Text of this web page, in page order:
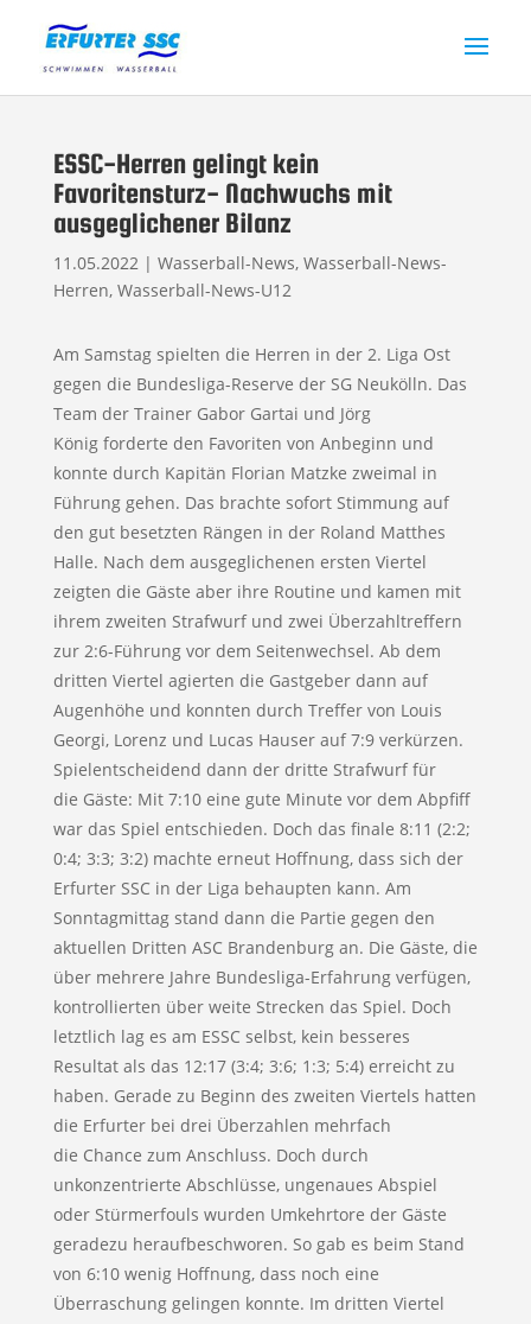
ESSC-Herren gelingt kein
Favoritensturz- Nachwuchs mit
ausgeglichener Bilanz
11.05.2022| Wasserball-News, Wasserball-News-
Herren, Wasserball-News-U12
Am Samstag spielten die Herren in der 2. Liga Ost
gegen die Bundesliga-Reserve der SG Neukölln. Das
Team der Trainer Gabor Gartai und Jörg
König forderte den Favoriten von Anbeginn und
konnte durch Kapitän Florian Matzke zweimal in
Führung gehen. Das brachte sofort Stimmung auf
den gut besetzten Rängen in der Roland Matthes
Halle. Nach dem ausgeglichenen ersten Viertel
zeigten die Gäste aber ihre Routine und kamen mit
ihrem zweiten Strafwurf und zwei Überzahltreffern
zur 2:6-Führung vor dem Seitenwechsel. Ab dem
dritten Viertel agierten die Gastgeber dann auf
Augenhöhe und konnten durch Treffer von Louis
Georgi, Lorenz und Lucas Hauser auf 7:9 verkürzen.
Spielentscheidend dann der dritte Strafwurf für
die Gäste: Mit 7:10 eine gute Minute vor dem Abpfiff
war das Spiel entschieden. Doch das finale 8:11 (2:2;
0:4; 3:3; 3:2) machte erneut Hoffnung, dass sich der
Erfurter SSC in der Liga behaupten kann. Am
Sonntagmittag stand dann die Partie gegen den
aktuellen Dritten ASC Brandenburg an. Die Gäste, die
über mehrere Jahre Bundesliga-Erfahrung verfügen,
kontrollierten über weite Strecken das Spiel. Doch
letztlich lag es am ESSC selbst, kein besseres
Resultat als das 12:17 (3:4; 3:6; 1:3; 5:4) erreicht zu
haben. Gerade zu Beginn des zweiten Viertels hatten
die Erfurter bei drei Überzahlen mehrfach
die Chance zum Anschluss. Doch durch
unkonzentrierte Abschlüsse, ungenaues Abspiel
oder Stürmerfouls wurden Umkehrtore der Gäste
geradezu heraufbeschworen. So gab es beim Stand
von 6:10 wenig Hoffnung, dass noch eine
Überraschung gelingen konnte. Im dritten Viertel